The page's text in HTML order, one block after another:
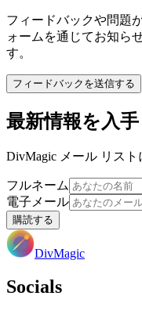
フィードバックや問題
ォームを通じてお知ら
す。
フィードバックを送信する
最新情報を入
DivMagic メール リス
フルネーム
電子メール
購読する
DivMagic
Socials